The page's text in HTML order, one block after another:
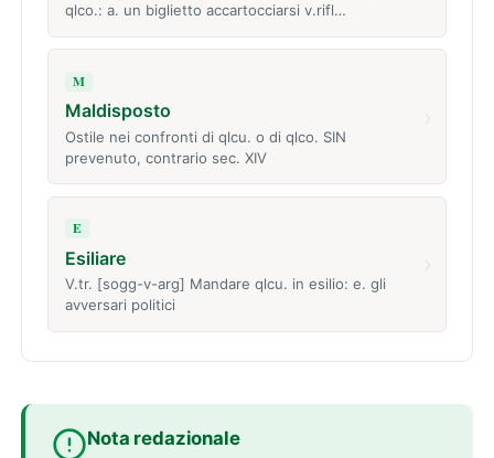
qlco.: a. un biglietto accartocciarsi v.rifl…
M
Maldisposto
Ostile nei confronti di qlcu. o di qlco. SIN
prevenuto, contrario sec. XIV
E
Esiliare
V.tr. [sogg-v-arg] Mandare qlcu. in esilio: e. gli
avversari politici
Nota redazionale